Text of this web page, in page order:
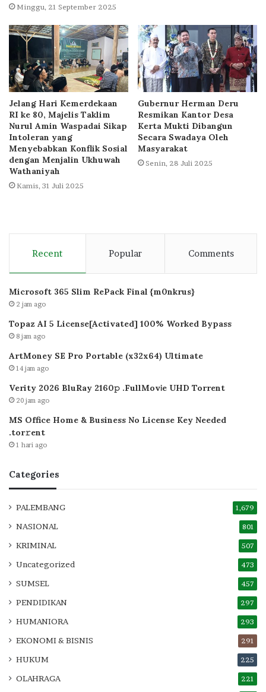
Minggu, 21 September 2025
Jelang Hari Kemerdekaan
RI ke 80, Majelis Taklim
Nurul Amin Waspadai Sikap
Intoleran yang
Menyebabkan Konflik Sosial
dengan Menjalin Ukhuwah
Wathaniyah
Kamis, 31 Juli 2025
Gubernur Herman Deru
Resmikan Kantor Desa
Kerta Mukti Dibangun
Secara Swadaya Oleh
Masyarakat
Senin, 28 Juli 2025
Recent Popular Comments
Microsoft 365 Slim RePack Final {m0nkrus}
2 jam ago
Topaz AI 5 License[Activated] 100% Worked Bypass
8 jam ago
ArtMoney SE Pro Portable (x32x64) Ultimate
14 jam ago
Verity 2026 BluRay 2160𝚙 .FullMov𝗂e UHD Torrent
20 jam ago
MS Office Home & Business No License Key Needed
.tоr𝚛еnt
1 hari ago
Categories
PALEMBANG 1,679
NASIONAL 801
KRIMINAL 507
Uncategorized 473
SUMSEL 457
PENDIDIKAN 297
HUMANIORA 293
EKONOMI & BISNIS 291
HUKUM 225
OLAHRAGA 221